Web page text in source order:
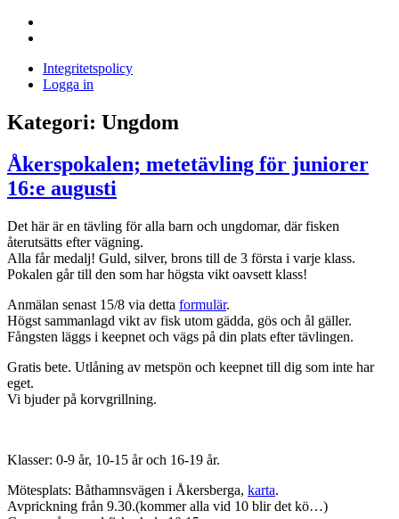
Sandasjön
Integritetspolicy
Logga in
Kategori: Ungdom
Åkerspokalen; metetävling för juniorer
16:e augusti
Det här är en tävling för alla barn och ungdomar, där fisken
återutsätts efter vägning.
Alla får medalj! Guld, silver, brons till de 3 första i varje klass.
Pokalen går till den som har högsta vikt oavsett klass!
Anmälan senast 15/8 via detta formulär.
Högst sammanlagd vikt av fisk utom gädda, gös och ål gäller.
Fångsten läggs i keepnet och vägs på din plats efter tävlingen.
Gratis bete. Utlåning av metspön och keepnet till dig som inte har
eget.
Vi bjuder på korvgrillning.
Klasser: 0-9 år, 10-15 år och 16-19 år.
Mötesplats: Båthamnsvägen i Åkersberga, karta.
Avprickning från 9.30.(kommer alla vid 10 blir det kö…)